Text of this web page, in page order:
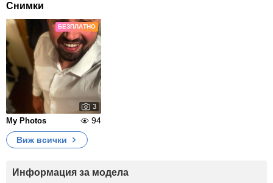
Снимки
БЕЗПЛАТНО
3
My Photos
94
Виж всички
Информация за модела